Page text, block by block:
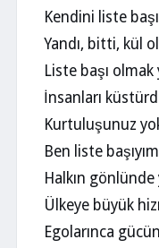
Kendini liste
Yandı, bitti, kül
Liste başı
İnsanları
Kurtuluşunuz
Ben liste
Halkın
Ülkeye büyük
Egolarınca